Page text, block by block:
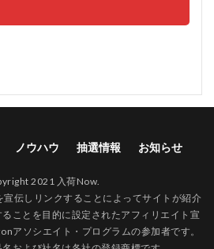
ノウハウ 抽選情報 お知らせ
2021 入荷Now.
伝しリンクすることによってサイトが紹介
ことを目的に設定されたアフィリエイト宣
アソシエイト・プログラムの参加者です。